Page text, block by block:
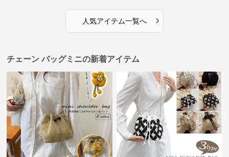
人気アイテム一覧へ ›
チェーン バッグミニの新着アイテム